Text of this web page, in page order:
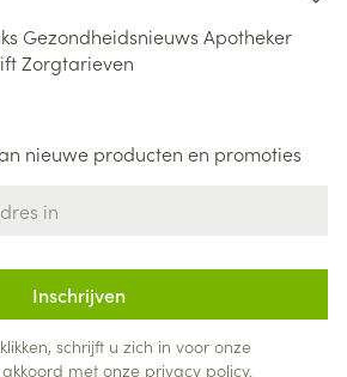
Gezondheidsnieuws Apotheker
Zorgtarieven
nieuwe producten en promoties
Inschrijven
schrijft u zich in voor onze
met onze privacy policy.